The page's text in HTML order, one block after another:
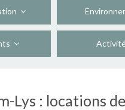
Lys : locations de